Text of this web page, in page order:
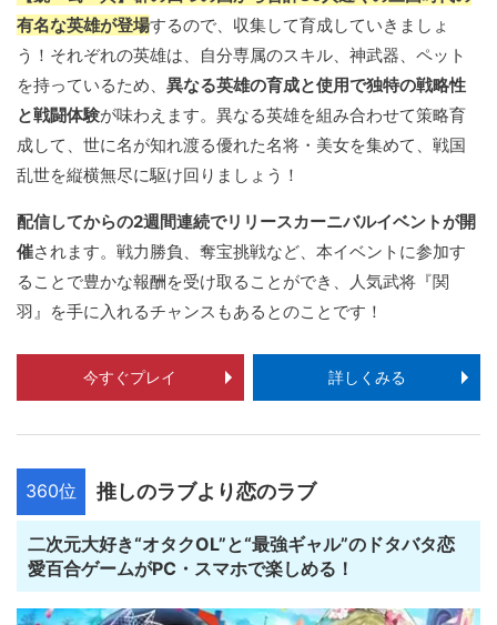
有名な英雄が登場するので、収集して育成していきましょ
う！それぞれの英雄は、自分専属のスキル、神武器、ペット
を持っているため、 異なる英雄の育成と使用で独特の戦略性
と戦闘体験が味わえます。異なる英雄を組み合わせて策略育
成して、世に名が知れ渡る優れた名将・美女を集めて、戦国
乱世を縦横無尽に駆け回りましょう！
配信してからの2週間連続でリリースカーニバルイベントが開
催されます。戦力勝負、奪宝挑戦など、本イベントに参加す
ることで豊かな報酬を受け取ることができ、人気武将『関
羽』を手に入れるチャンスもあるとのことです！
今すぐプレイ 詳しくみる
360位 推しのラブより恋のラブ
二次元大好き“オタクOL”と“最強ギャル”のドタバタ恋
愛百合ゲームがPC・スマホで楽しめる！